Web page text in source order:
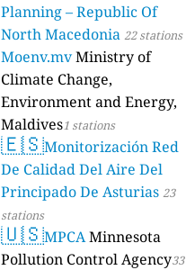
Planning – Republic Of
North Macedonia 22 stations
Moenv.mvMinistry of
Climate Change,
Environment and Energy,
Maldives1 stations
🇪🇸Monitorización Red
De Calidad Del Aire Del
Principado De Asturias 23
stations
🇺🇸MPCAMinnesota
Pollution Control Agency33